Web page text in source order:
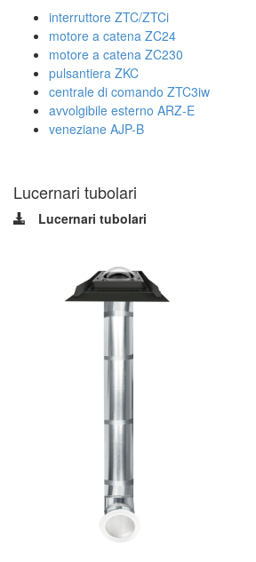
interruttore ZTC/ZTCi
motore a catena ZC24
motore a catena ZC230
pulsantiera ZKC
centrale di comando ZTC3iw
avvolgibile esterno ARZ-E
veneziane AJP-B
Lucernari tubolari
Lucernari tubolari